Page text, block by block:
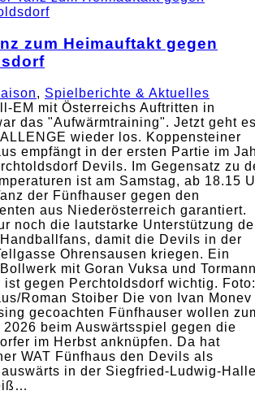
zum Heimauftakt gegen
, Spielberichte & Aktuelles
EM mit Österreichs Auftritten in
das "Aufwärmtraining". Jetzt geht
wieder los. Koppensteiner
empfängt in der ersten Partie im
Devils. Im Gegensatz zu
ist am Samstag, ab 18.15
der Fünfhauser gegen den
aus Niederösterreich garantiert.
noch die lautstarke Unterstützung
damit die Devils in der
Ohrensausen kriegen. Ein
mit Goran Vuksa und
ist gegen Perchtoldsdorf wichtig. Foto:
Roman Stoiber Die von Ivan Monev
gecoachten Fünfhauser wollen
2026 beim Auswärtsspiel gegen die
im Herbst anknüpfen. Da hat
WAT Fünfhaus den Devils als
in der Siegfried-Ludwig-